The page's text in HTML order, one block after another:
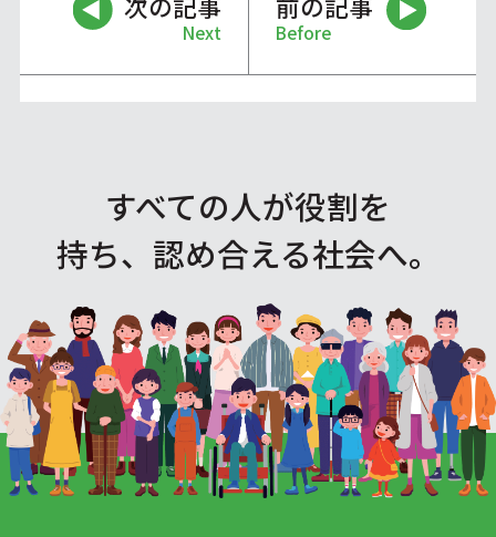
Next Before
すべての人が役割を
持ち、認め合える社会へ。